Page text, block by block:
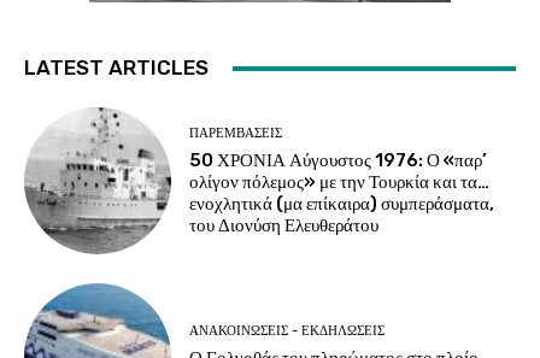
LATEST ARTICLES
ΠΑΡΕΜΒΑΣΕΙΣ
50 ΧΡΟΝΙΑ Αύγουστος 1976: Ο «παρ’
ολίγον πόλεμος» με την Τουρκία και τα…
ενοχλητικά (μα επίκαιρα) συμπεράσματα,
του Διονύση Ελευθεράτου
ΑΝΑΚΟΙΝΩΣΕΙΣ - ΕΚΔΗΛΩΣΕΙΣ